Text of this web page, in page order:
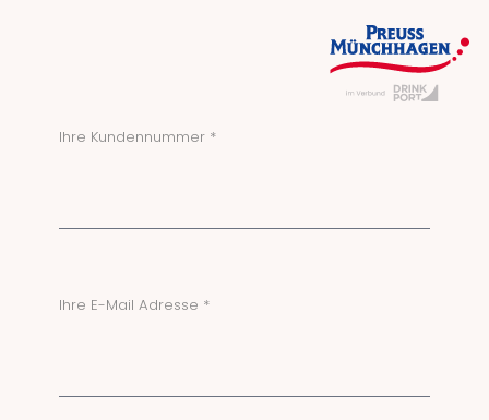
Ihre Kundennummer *
Ihre E-Mail Adresse *